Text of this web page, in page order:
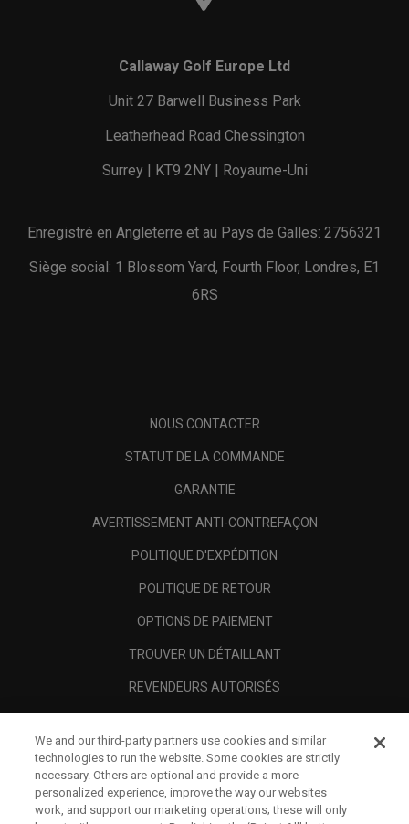
Callaway Golf Europe Ltd
Unit 27 Barwell Business Park
Leatherhead Road Chessington
Surrey | KT9 2NY | Royaume-Uni
Enregistré en Angleterre et au Pays de Galles: 2756321
Siège social: 1 Blossom Yard, Fourth Floor, Londres, E1
6RS
NOUS CONTACTER
STATUT DE LA COMMANDE
GARANTIE
AVERTISSEMENT ANTI-CONTREFAÇON
POLITIQUE D'EXPÉDITION
POLITIQUE DE RETOUR
OPTIONS DE PAIEMENT
TROUVER UN DÉTAILLANT
REVENDEURS AUTORISÉS
A PROPOS
MENTIONS LÉGALES
We and our third-party partners use cookies and similar
technologies to run the website. Some cookies are strictly
necessary. Others are optional and provide a more
personalized experience, improve the way our websites
work, and support our marketing operations; these will only